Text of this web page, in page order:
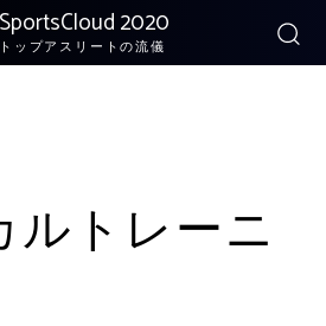
SportsCloud 2020
トップアスリートの流儀
ルトレーニ